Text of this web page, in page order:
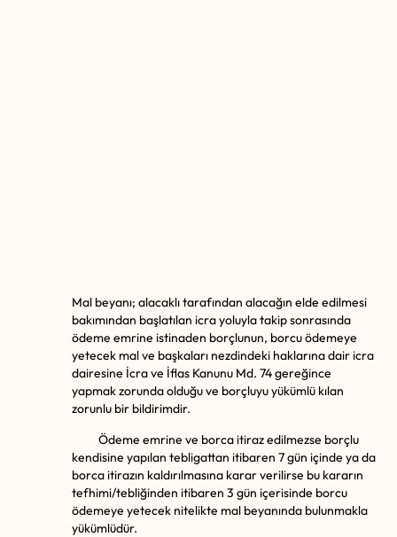
Mal beyanı; alacaklı tarafından alacağın elde edilmesi
bakımından başlatılan icra yoluyla takip sonrasında
ödeme emrine istinaden borçlunun, borcu ödemeye
yetecek mal ve başkaları nezdindeki haklarına dair icra
dairesine İcra ve İflas Kanunu Md. 74 gereğince
yapmak zorunda olduğu ve borçluyu yükümlü kılan
zorunlu bir bildirimdir.
Ödeme emrine ve borca itiraz edilmezse borçlu
kendisine yapılan tebligattan itibaren 7 gün içinde ya da
borca itirazın kaldırılmasına karar verilirse bu kararın
tefhimi/tebliğinden itibaren 3 gün içerisinde borcu
ödemeye yetecek nitelikte mal beyanında bulunmakla
yükümlüdür.